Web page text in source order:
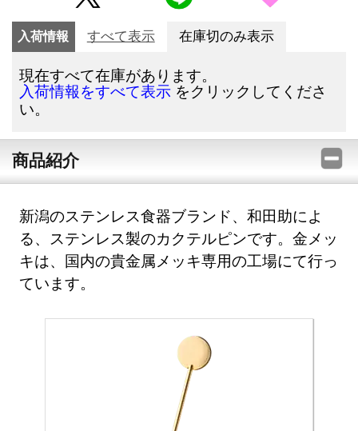
入荷情報 すべて表示 在庫切のみ表示
現在すべて在庫があります。
入荷情報をすべて表示 をクリックしてくださ
い。
商品紹介
新潟のステンレス食器ブランド、和田助によ
る、ステンレス製のカクテルピンです。金メッ
キは、国内の貴金属メッキ専用の工場にて行っ
ています。